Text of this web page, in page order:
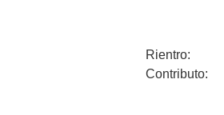
Rientro:
Contributo: